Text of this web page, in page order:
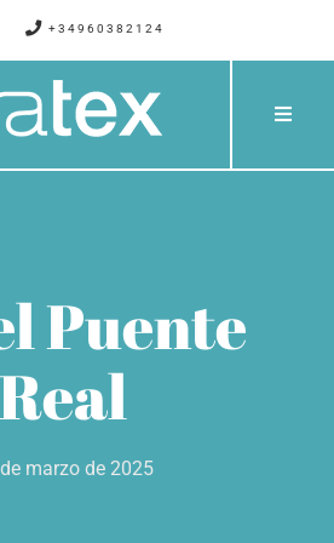
+34960382124
Toggle
Puente
Real
marzo de 2025